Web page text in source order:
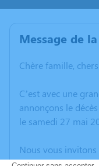
Message de
Chère famille,
C’est avec une
annonçons le
le samedi 27 mai
Nous vous
vos condoléances,